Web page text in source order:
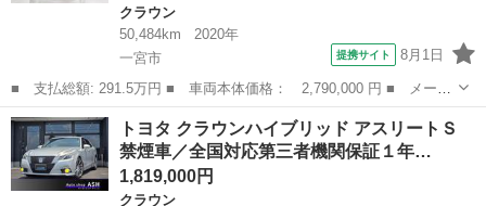
クラウン
50,484km
2020年
一宮市
提携サイト 8月1日
■ 支払総額: 291.5万円 ■ 車両本体価格： 2,790,000 円 ■ メーカ
ー名： トヨタ ■ 車種名： クラウンハイブリッド ■ グレード
名： Ｓ エレガンススタイル 衝突被害軽減システム メモリーナ
ビ フルセ...
愛知 一宮市 クラウン
トヨタ クラウンハイブリッド アスリートＳ
禁煙車／全国対応第三者機関保証１年…
1,819,000円
クラウン